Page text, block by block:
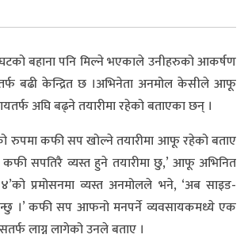
बहाना पनि मिल्ने भएकाले उनीहरुको आकर्षण
बढी केन्द्रित छ ।अभिनेता अनमोल केसीले आफू
अघि बढ्ने तयारीमा रहेको बताएका छन् ।
रुपमा कफी सप खोल्ने तयारीमा आफू रहेको बताए
सपतिरै व्यस्त हुने तयारीमा छु,’ आफू अभिनित
प्रमोसनमा व्यस्त अनमोलले भने, ‘अब साइड-
।’ कफी सप आफनो मनपर्ने व्यवसायकमध्ये एक
लाग्न लागेको उनले बताए ।